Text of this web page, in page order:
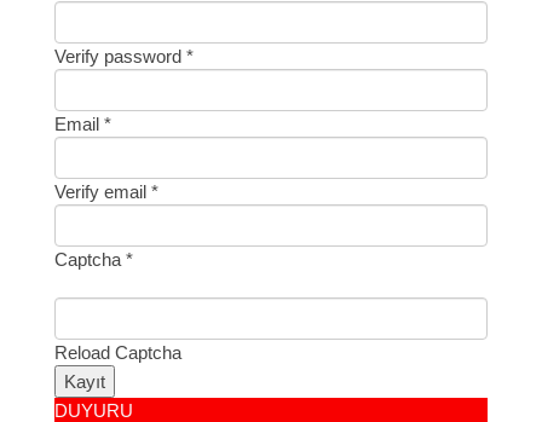
Verify password *
Email *
Verify email *
Captcha *
Reload Captcha
Kayıt
DUYURU